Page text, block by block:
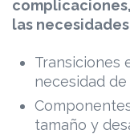
las
Transiciones
necesidad
tamaño y